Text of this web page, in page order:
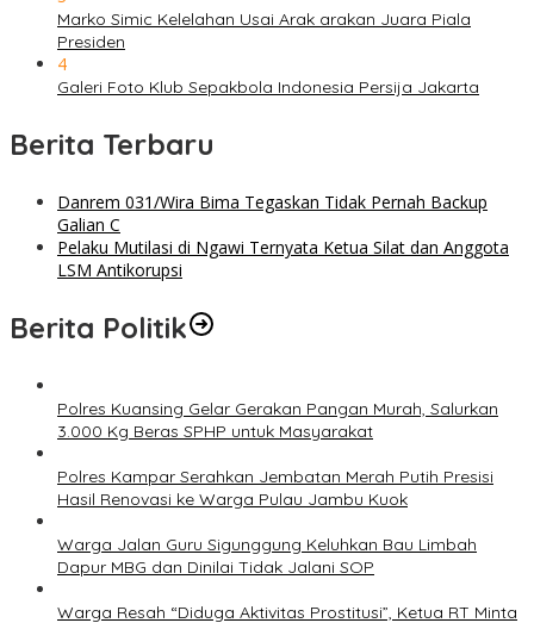
Marko Simic Kelelahan Usai Arak arakan Juara Piala
Presiden
4
Galeri Foto Klub Sepakbola Indonesia Persija Jakarta
Berita Terbaru
Danrem 031/Wira Bima Tegaskan Tidak Pernah Backup
Galian C
Pelaku Mutilasi di Ngawi Ternyata Ketua Silat dan Anggota
LSM Antikorupsi
Berita Politik
Polres Kuansing Gelar Gerakan Pangan Murah, Salurkan
3.000 Kg Beras SPHP untuk Masyarakat
Polres Kampar Serahkan Jembatan Merah Putih Presisi
Hasil Renovasi ke Warga Pulau Jambu Kuok
Warga Jalan Guru Sigunggung Keluhkan Bau Limbah
Dapur MBG dan Dinilai Tidak Jalani SOP
Warga Resah “Diduga Aktivitas Prostitusi”, Ketua RT Minta